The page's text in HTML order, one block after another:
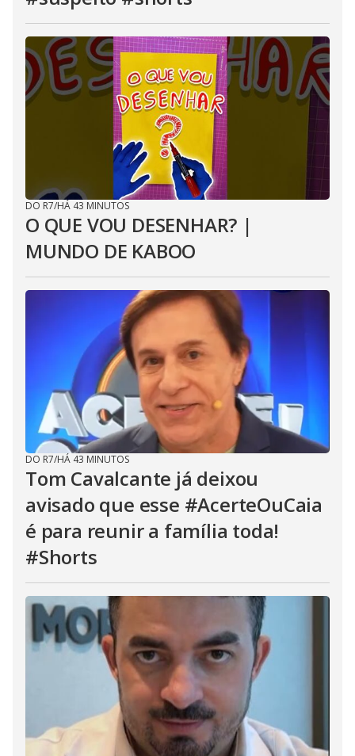
DO R7/HÁ 43 MINUTOS
O QUE VOU DESENHAR? |
MUNDO DE KABOO
DO R7/HÁ 43 MINUTOS
Tom Cavalcante já deixou
avisado que esse #AcerteOuCaia
é para reunir a família toda!
#Shorts